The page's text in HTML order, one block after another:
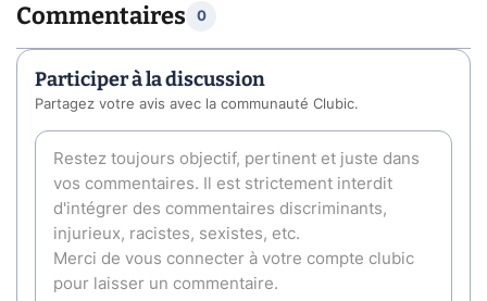
Commentaires 0
Participer à la discussion
Partagez votre avis avec la communauté Clubic.